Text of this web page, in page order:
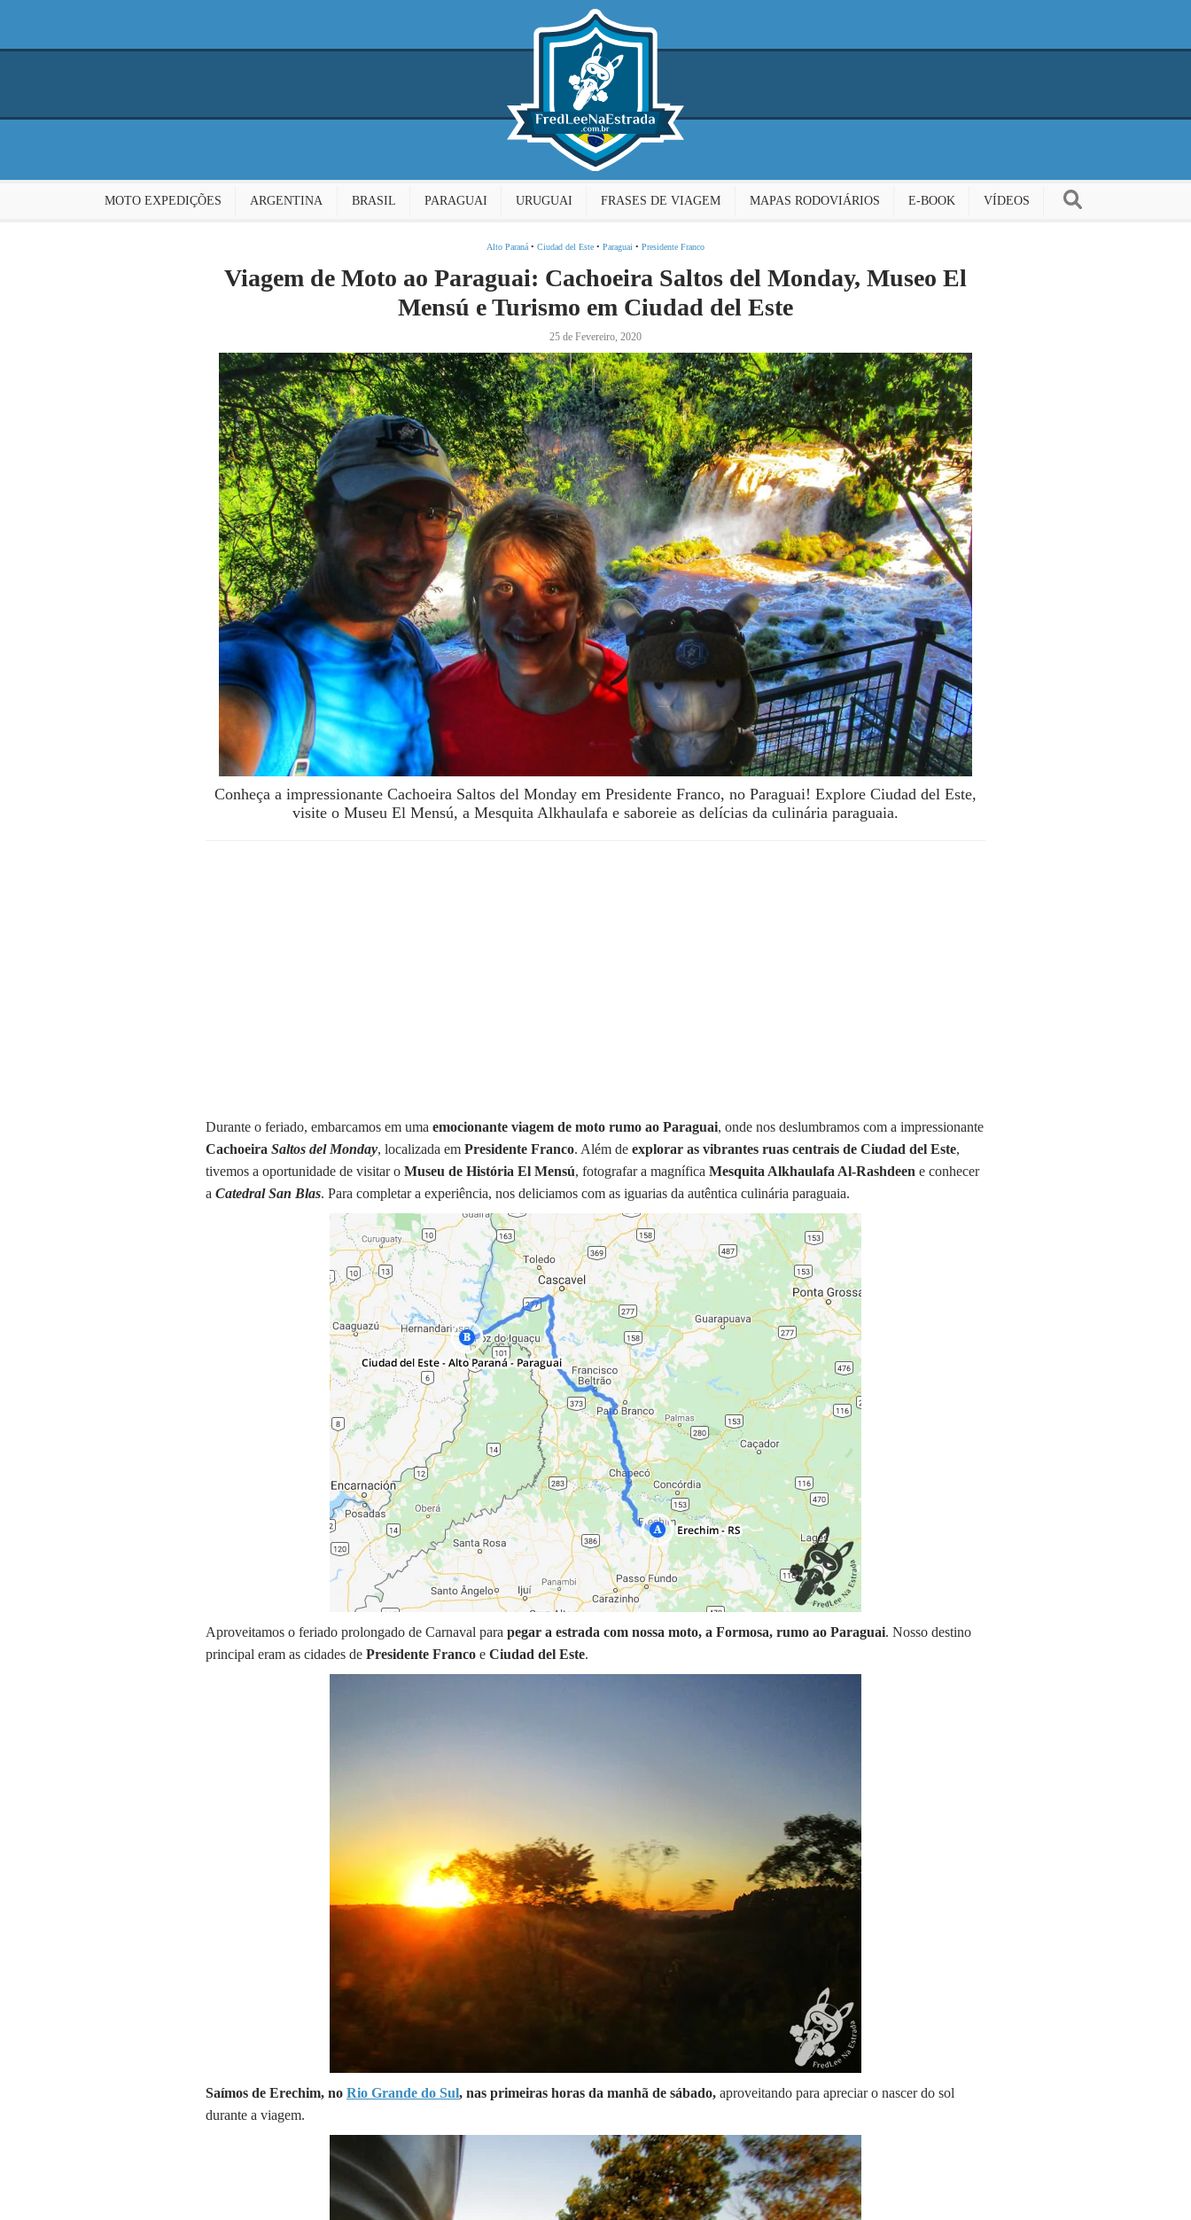
MOTO EXPEDIÇÕES ARGENTINA BRASIL PARAGUAI URUGUAI FRASES DE VIAGEM MAPAS RODOVIÁRIOS E-BOOK VÍDEOS
Alto Paraná • Ciudad del Este • Paraguai • Presidente Franco
Viagem de Moto ao Paraguai: Cachoeira Saltos del Monday, Museo El
Mensú e Turismo em Ciudad del Este
25 de Fevereiro, 2020
Conheça a impressionante Cachoeira Saltos del Monday em Presidente Franco, no Paraguai! Explore Ciudad del Este,
visite o Museu El Mensú, a Mesquita Alkhaulafa e saboreie as delícias da culinária paraguaia.
Durante o feriado, embarcamos em uma emocionante viagem de moto rumo ao Paraguai, onde nos deslumbramos com a impressionante
Cachoeira Saltos del Monday, localizada em Presidente Franco. Além de explorar as vibrantes ruas centrais de Ciudad del Este,
tivemos a oportunidade de visitar o Museu de História El Mensú, fotografar a magnífica Mesquita Alkhaulafa Al-Rashdeen e conhecer
a Catedral San Blas. Para completar a experiência, nos deliciamos com as iguarias da autêntica culinária paraguaia.
Aproveitamos o feriado prolongado de Carnaval para pegar a estrada com nossa moto, a Formosa, rumo ao Paraguai. Nosso destino
principal eram as cidades de Presidente Franco e Ciudad del Este.
Saímos de Erechim, no Rio Grande do Sul, nas primeiras horas da manhã de sábado, aproveitando para apreciar o nascer do sol
durante a viagem.